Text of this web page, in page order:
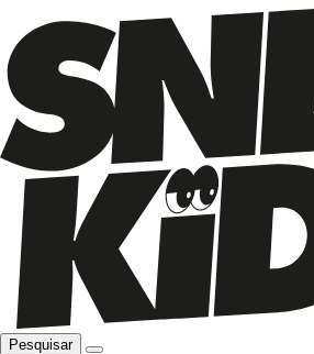
Pesquisar